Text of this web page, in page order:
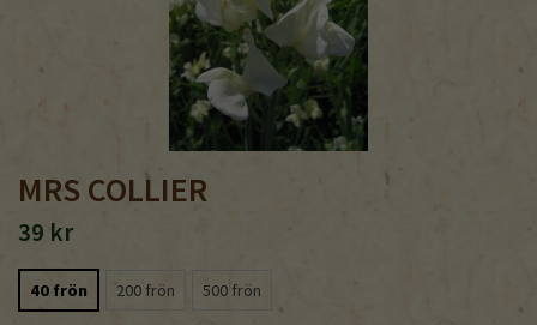
MRS COLLIER
39 kr
40 frön 200 frön 500 frön